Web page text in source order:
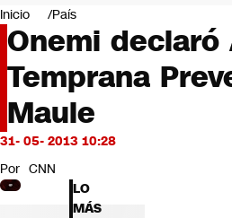
Negocios
Deportes
Programas completos
Cultura
Servicios
Bits
CNN tiempo
Futuro 360
Opinión
Inicio País
Onemi declaró
Temprana
Maule
31- 05- 2013 10:28
Por CNN
LO
MÁS